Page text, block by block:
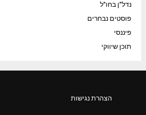
נדל"ן בחו"ל
פוסטים נבחרים
פיננסי
תוכן שיווקי
הצהרת נגישות